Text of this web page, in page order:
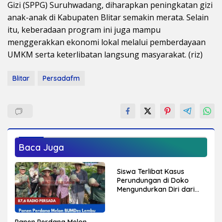
Gizi (SPPG) Suruhwadang, diharapkan peningkatan gizi
anak-anak di Kabupaten Blitar semakin merata. Selain
itu, keberadaan program ini juga mampu
menggerakkan ekonomi lokal melalui pemberdayaan
UMKM serta keterlibatan langsung masyarakat. (riz)
Blitar Persadafm
Baca Juga
Siswa Terlibat Kasus
Perundungan di Doko
Mengundurkan Diri dari